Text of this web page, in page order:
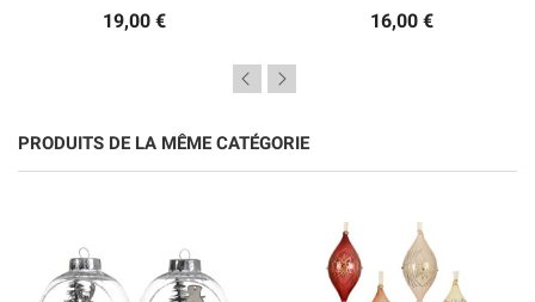
19,00 € 16,00 €
PRODUITS DE LA MÊME CATÉGORIE